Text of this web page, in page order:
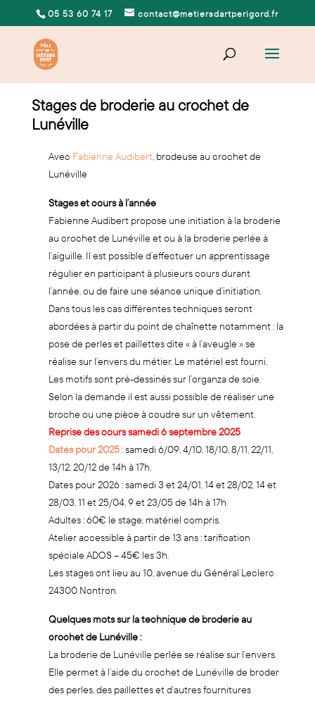
05 53 60 74 17 contact@metiersdartperigord.fr
Stages de broderie au crochet de
Lunéville
Avec Fabienne Audibert, brodeuse au crochet de
Lunéville
Stages et cours à l’année
Fabienne Audibert propose une initiation à la broderie
au crochet de Lunéville et ou à la broderie perlée à
l’aiguille. Il est possible d’effectuer un apprentissage
régulier en participant à plusieurs cours durant
l’année, ou de faire une séance unique d’initiation.
Dans tous les cas différentes techniques seront
abordées à partir du point de chaînette notamment : la
pose de perles et paillettes dite « à l’aveugle » se
réalise sur l’envers du métier. Le matériel est fourni.
Les motifs sont pré-dessinés sur l’organza de soie.
Selon la demande il est aussi possible de réaliser une
broche ou une pièce à coudre sur un vêtement.
Reprise des cours samedi 6 septembre 2025
Dates pour 2025 :samedi 6/09, 4/10, 18/10, 8/11, 22/11,
13/12, 20/12 de 14h à 17h.
Dates pour 2026 : samedi 3 et 24/01, 14 et 28/02, 14 et
28/03, 11 et 25/04, 9 et 23/05 de 14h à 17h.
Adultes : 60€ le stage, matériel compris.
Atelier accessible à partir de 13 ans : tarification
spéciale ADOS – 45€ les 3h.
Les stages ont lieu au 10, avenue du Général Leclerc
24300 Nontron.
Quelques mots sur la technique de broderie au
crochet de Lunéville :
La broderie de Lunéville perlée se réalise sur l’envers.
Elle permet à l’aide du crochet de Lunéville de broder
des perles, des paillettes et d’autres fournitures